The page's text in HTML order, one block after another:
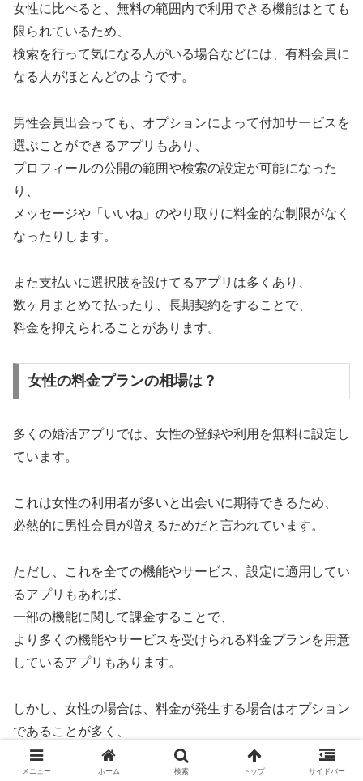
女性に比べると、無料の範囲内で利用できる機能はとても
限られているため、
検索を行って気になる人がいる場合などには、有料会員に
なる人がほとんどのようです。
男性会員出会っても、オプションによって付加サービスを
選ぶことができるアプリもあり、
プロフィールの公開の範囲や検索の設定が可能になった
り、
メッセージや「いいね」のやり取りに料金的な制限がなく
なったりします。
また支払いに選択肢を設けてるアプリは多くあり、
数ヶ月まとめて払ったり、長期契約をすることで、
料金を抑えられることがあります。
女性の料金プランの相場は？
多くの婚活アプリでは、女性の登録や利用を無料に設定し
ています。
これは女性の利用者が多いと出会いに期待できるため、
必然的に男性会員が増えるためだと言われています。
ただし、これを全ての機能やサービス、設定に適用してい
るアプリもあれば、
一部の機能に関して課金することで、
より多くの機能やサービスを受けられる料金プランを用意
しているアプリもあります。
しかし、女性の場合は、料金が発生する場合はオプション
であることが多く、
基本的なプロフィールの公開や検索、
メッセージのやり取りなどに課金が発生することは少ない
メニュー ホーム 検索 トップ サイドバー